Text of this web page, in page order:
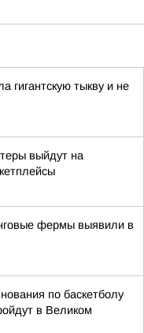
гигантскую тыкву и не
выйдут на
фермы выявили в
по баскетболу
в Великом